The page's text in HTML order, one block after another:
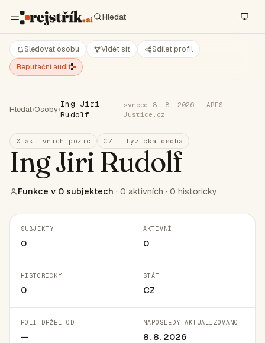
Sledovat osobu Vidět síť
Sdílet profil
Reputační audit
Hledat›Osoby›
Ing Jiri
Rudolf
synced 8. 8. 2026 · ARES ·
Justice.cz
0 aktivních pozic CZ · fyzická osoba
Ing Jiri Rudolf
Funkce v 0 subjektech · 0 aktivních · 0 historicky
SUBJEKTY
0
AKTIVNÍ
0
HISTORICKY
0
STÁT
CZ
ROLI DRŽEL OD
—
NAPOSLEDY AKTUALIZOVÁNO
8. 8. 2026